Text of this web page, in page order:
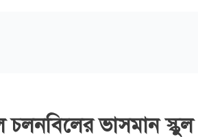
চলনবিলের ভাসমান স্কুল